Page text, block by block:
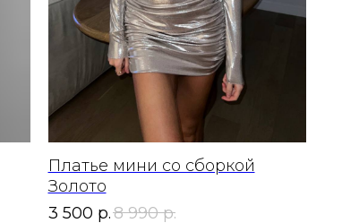
Платье мини со сборкой
Золото
3 500 р.8 990 р.